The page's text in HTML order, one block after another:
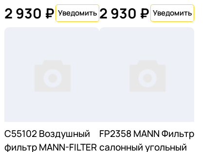
2 930 ₽ 2 930 ₽
C55102 Воздушный
фильтр MANN-FILTER
FP2358 MANN Фильтр
салонный угольный